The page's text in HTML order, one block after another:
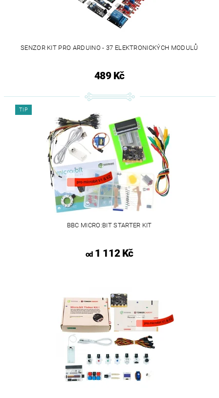
SENZOR KIT PRO ARDUINO - 37 ELEKTRONICKÝCH MODULŮ
489 Kč
TIP
BBC MICRO:BIT STARTER KIT
od1 112 Kč